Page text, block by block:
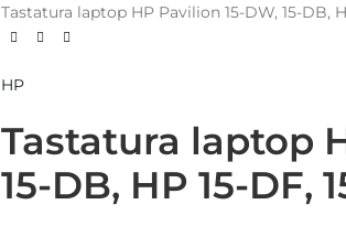
Tastatura laptop HP Pavilion 15-DW, 15-DB,
HP
Tastatura laptop
15-DB, HP 15-DF,